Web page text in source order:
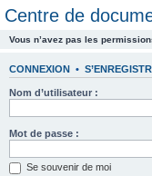
Centre de
Vous n’avez pas les
CONNEXION •
Nom d’utilisateur :
Mot de passe :
Se souvenir de moi